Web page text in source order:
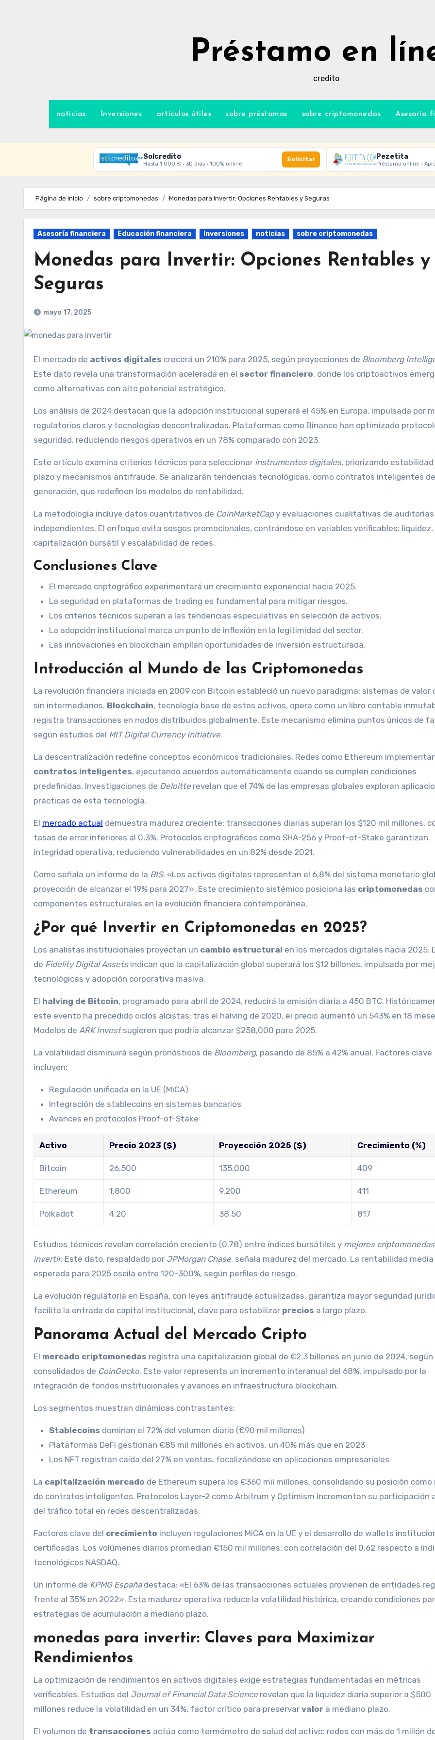
Préstamo en
credito
noticias Inversiones artículos útiles sobre préstamos sobre criptomonedas Asesoría
Solcredito
Hasta 1 000 € · 30 días · 100% online
Solicitar Pezetita
Préstamo online ·
Página de inicio sobre criptomonedas Monedas para Invertir: Opciones Rentables y Seguras
Asesoría financiera Educación financiera Inversiones noticias sobre criptomonedas
Monedas para Invertir: Opciones Rentables y
Seguras
mayo 17, 2025
El mercado de activos digitales crecerá un 210% para 2025, según proyecciones de Bloomberg
Este dato revela una transformación acelerada en el sector financiero, donde los criptoactivos
como alternativas con alto potencial estratégico.
Los análisis de 2024 destacan que la adopción institucional superará el 45% en Europa, impulsada por
regulatorios claros y tecnologías descentralizadas. Plataformas como Binance han optimizado
seguridad, reduciendo riesgos operativos en un 78% comparado con 2023.
Este artículo examina criterios técnicos para seleccionar instrumentos digitales, priorizando estabilidad
plazo y mecanismos antifraude. Se analizarán tendencias tecnológicas, como contratos inteligentes
generación, que redefinen los modelos de rentabilidad.
La metodología incluye datos cuantitativos de CoinMarketCapy evaluaciones cualitativas de auditorías
independientes. El enfoque evita sesgos promocionales, centrándose en variables verificables: liquidez,
capitalización bursátil y escalabilidad de redes.
Conclusiones Clave
El mercado criptográfico experimentará un crecimiento exponencial hacia 2025.
La seguridad en plataformas de trading es fundamental para mitigar riesgos.
Los criterios técnicos superan a las tendencias especulativas en selección de activos.
La adopción institucional marca un punto de inflexión en la legitimidad del sector.
Las innovaciones en blockchain amplían oportunidades de inversión estructurada.
Introducción al Mundo de las Criptomonedas
La revolución financiera iniciada en 2009 con Bitcoin estableció un nuevo paradigma: sistemas de valor
sin intermediarios. Blockchain, tecnología base de estos activos, opera como un libro contable
registra transacciones en nodos distribuidos globalmente. Este mecanismo elimina puntos únicos de
según estudios del MIT Digital Currency Initiative.
La descentralización redefine conceptos económicos tradicionales. Redes como Ethereum
contratos inteligentes, ejecutando acuerdos automáticamente cuando se cumplen condiciones
predefinidas. Investigaciones de Deloitte revelan que el 74% de las empresas globales exploran
prácticas de esta tecnología.
El mercado actual demuestra madurez creciente: transacciones diarias superan los $120 mil millones,
tasas de error inferiores al 0,3%. Protocolos criptográficos como SHA-256 y Proof-of-Stake garantizan
integridad operativa, reduciendo vulnerabilidades en un 82% desde 2021.
Como señala un informe de la BIS: «Los activos digitales representan el 6,8% del sistema monetario
proyección de alcanzar el 19% para 2027». Este crecimiento sistémico posiciona las criptomonedas
componentes estructurales en la evolución financiera contemporánea.
¿Por qué Invertir en Criptomonedas en 2025?
Los analistas institucionales proyectan un cambio estructural en los mercados digitales hacia 2025.
de Fidelity Digital Assetsindican que la capitalización global superará los $12 billones, impulsada por
tecnológicas y adopción corporativa masiva.
El halving de Bitcoin, programado para abril de 2024, reducirá la emisión diaria a 450 BTC.
este evento ha precedido ciclos alcistas: tras el halving de 2020, el precio aumentó un 543% en 18
Modelos de ARK Investsugieren que podría alcanzar $258,000 para 2025.
La volatilidad disminuirá según pronósticos de Bloomberg, pasando de 85% a 42% anual. Factores clave
incluyen:
Regulación unificada en la UE (MiCA)
Integración de stablecoins en sistemas bancarios
Avances en protocolos Proof-of-Stake
Activo Precio 2023 ($) Proyección 2025 ($) Crecimiento (%)
Bitcoin 26,500 135,000 409
Ethereum 1,800 9,200 411
Polkadot 4.20 38.50 817
Estudios técnicos revelan correlación creciente (0.78) entre índices bursátiles y mejores criptomonedas
invertir. Este dato, respaldado por JPMorgan Chase, señala madurez del mercado. La rentabilidad media
esperada para 2025 oscila entre 120-300%, según perfiles de riesgo.
La evolución regulatoria en España, con leyes antifraude actualizadas, garantiza mayor seguridad
facilita la entrada de capital institucional, clave para estabilizar precios a largo plazo.
Panorama Actual del Mercado Cripto
El mercado criptomonedas registra una capitalización global de €2.3 billones en junio de 2024,
consolidados de CoinGecko. Este valor representa un incremento interanual del 68%, impulsado por la
integración de fondos institucionales y avances en infraestructura blockchain.
Los segmentos muestran dinámicas contrastantes:
Stablecoins dominan el 72% del volumen diario (€90 mil millones)
Plataformas DeFi gestionan €85 mil millones en activos, un 40% más que en 2023
Los NFT registran caída del 27% en ventas, focalizándose en aplicaciones empresariales
La capitalización mercado de Ethereum supera los €360 mil millones, consolidando su posición como
de contratos inteligentes. Protocolos Layer-2 como Arbitrum y Optimism incrementan su participación
del tráfico total en redes descentralizadas.
Factores clave del crecimiento incluyen regulaciones MiCA en la UE y el desarrollo de wallets
certificadas. Los volúmenes diarios promedian €150 mil millones, con correlación del 0.62 respecto a
tecnológicos NASDAQ.
Un informe de KPMG Españadestaca: «El 63% de las transacciones actuales provienen de entidades
frente al 35% en 2022». Esta madurez operativa reduce la volatilidad histórica, creando condiciones
estrategias de acumulación a mediano plazo.
monedas para invertir: Claves para Maximizar
Rendimientos
La optimización de rendimientos en activos digitales exige estrategias fundamentadas en métricas
verificables. Estudios del Journal of Financial Data Science revelan que la liquidez diaria superior a $500
millones reduce la volatilidad en un 34%, factor crítico para preservar valor a mediano plazo.
El volumen de transacciones actúa como termómetro de salud del activo: redes con más de 1 millón